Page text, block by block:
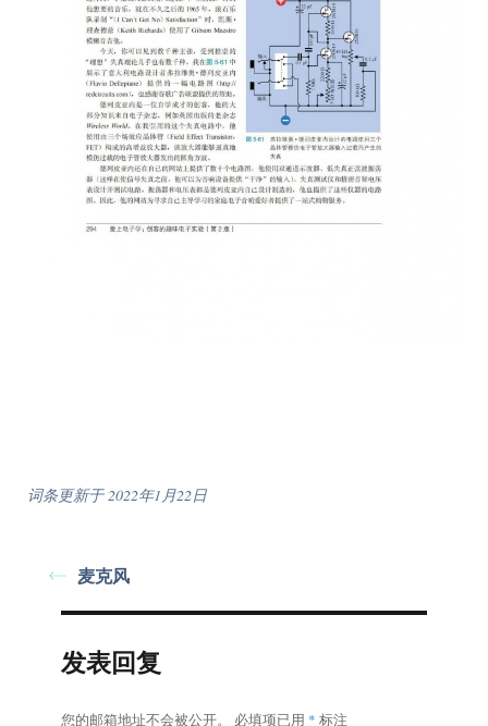
词条更新于 2022年1月22日
麦克风
发表回复
您的邮箱地址不会被公开。 必填项已用 * 标注